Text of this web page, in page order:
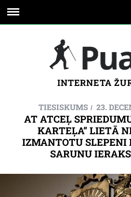
INTERNETA
TIESISKUMS 23.
AT ATCEĻ
KARTEĻA” LIETĀ
IZMANTOTU SLEPENI
SARUNU